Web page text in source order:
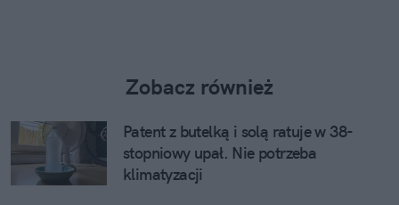
Zobacz również
Patent z butelką i solą ratuje w 38-
stopniowy upał. Nie potrzeba
klimatyzacji